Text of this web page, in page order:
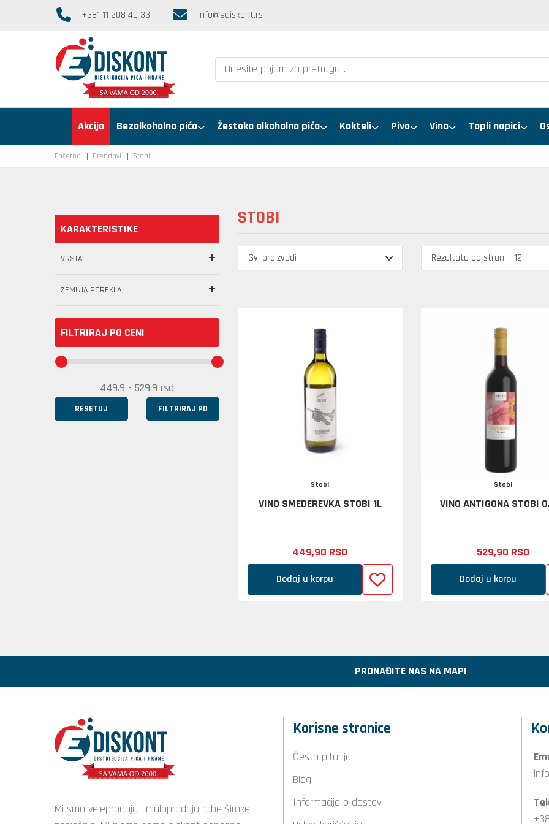
+381 11 208 40 33 info@ediskont.rs
Akcija Bezalkoholna pića Žestoka alkoholna pića Kokteli Pivo Vino Topli napici
Početna Brendovi Stobi
KARAKTERISTIKE
VRSTA
ZEMLJA POREKLA
FILTRIRAJ PO CENI
RESETUJ FILTRIRAJ PO
STOBI
Stobi
VINO SMEDEREVKA STOBI 1L
449,90 RSD
Dodaj u korpu
Stobi
VINO ANTIGONA STOBI
529,90 RSD
Dodaj u korpu
PRONAĐITE NAS NA MAPI
Mi smo veleprodaja i maloprodaja robe široke
Korisne stranice
Česta pitanja
Blog
Informacije o dostavi